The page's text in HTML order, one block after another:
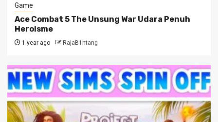
Game
Ace Combat 5 The Unsung War Udara Penuh
Heroisme
1 year ago RajaB1ntang